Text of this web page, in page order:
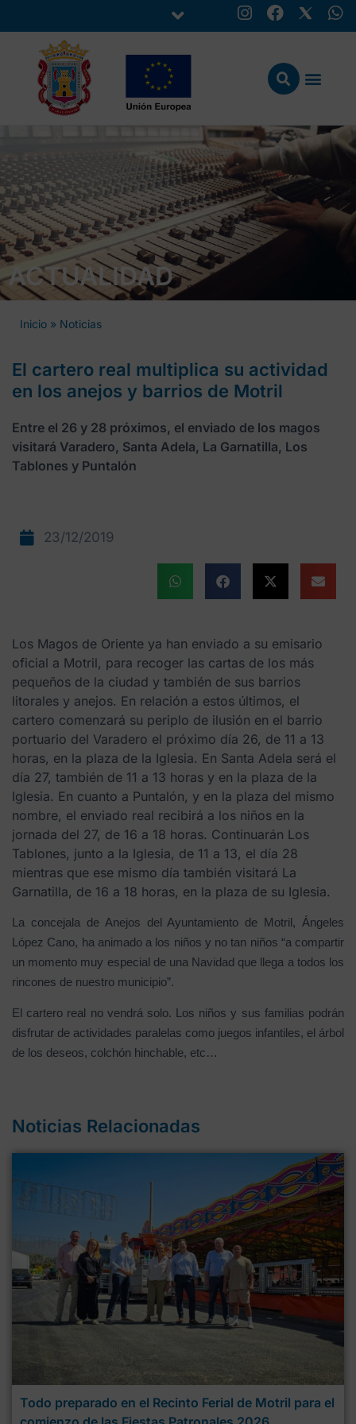
ACTUALIDAD
Inicio » Noticias
El cartero real multiplica su actividad
en los anejos y barrios de Motril
Entre el 26 y 28 próximos, el enviado de los magos
visitará Varadero, Santa Adela, La Garnatilla, Los
Tablones y Puntalón
23/12/2019
Los Magos de Oriente ya han enviado a su emisario
oficial a Motril, para recoger las cartas de los más
pequeños de la ciudad y también de sus barrios
litorales y anejos. En relación a estos últimos, el
cartero comenzará su periplo de ilusión en el barrio
portuario del Varadero el próximo día 26, de 11 a 13
horas, en la plaza de la Iglesia. En Santa Adela será el
día 27, también de 11 a 13 horas y en la plaza de la
Iglesia. En cuanto a Puntalón, y en la plaza del mismo
nombre, el enviado real recibirá a los niños en la
jornada del 27, de 16 a 18 horas. Continuarán Los
Tablones, junto a la Iglesia, de 11 a 13, el día 28
mientras que ese mismo día también visitará La
Garnatilla, de 16 a 18 horas, en la plaza de su Iglesia.
La concejala de Anejos del Ayuntamiento de Motril, Ángeles
López Cano, ha animado a los niños y no tan niños “a compartir
un momento muy especial de una Navidad que llega a todos los
rincones de nuestro municipio”.
El cartero real no vendrá solo. Los niños y sus familias podrán
disfrutar de actividades paralelas como juegos infantiles, el árbol
de los deseos, colchón hinchable, etc…
Noticias Relacionadas
Todo preparado en el Recinto Ferial de Motril para el